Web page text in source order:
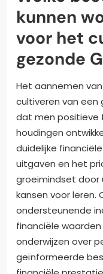
kunnen
voor het
gezonde
Het aannemen
cultiveren van
dat men positieve
houdingen
duidelijke
uitgaven en het
groeimindset door
kansen voor leren.
ondersteunende
financiële
onderwijzen over
geïnformeerde